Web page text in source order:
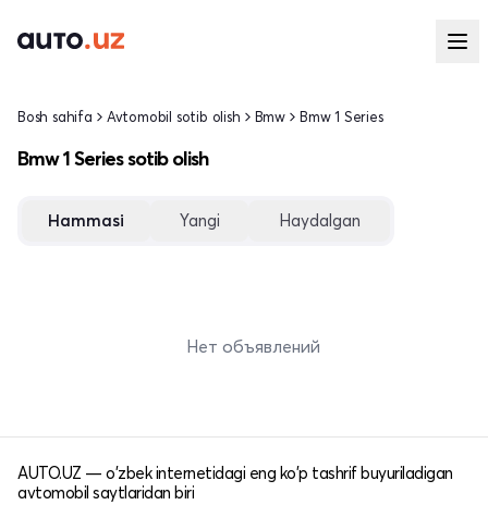
Bosh sahifa Avtomobil sotib olish Bmw Bmw 1 Series
Bmw 1 Series sotib olish
Hammasi Yangi Haydalgan
Нет объявлений
AUTO.UZ — o'zbek internetidagi eng ko'p tashrif buyuriladigan
avtomobil saytlaridan biri